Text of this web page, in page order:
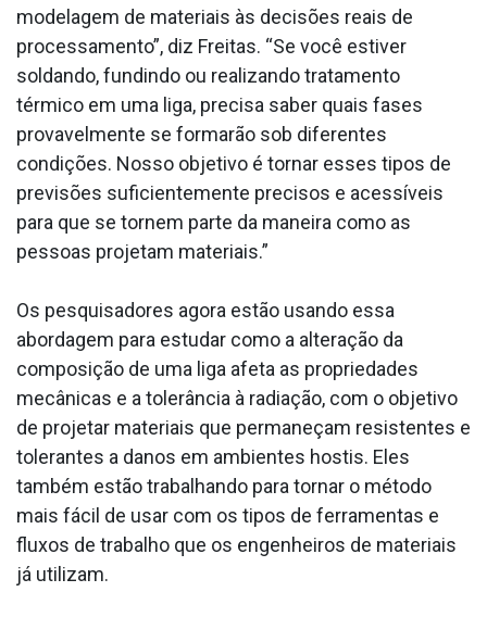
modelagem de materiais às decisões reais de
processamento”, diz Freitas. “Se você estiver
soldando, fundindo ou realizando tratamento
térmico em uma liga, precisa saber quais fases
provavelmente se formarão sob diferentes
condições. Nosso objetivo é tornar esses tipos de
previsões suficientemente precisos e acessíveis
para que se tornem parte da maneira como as
pessoas projetam materiais.”
Os pesquisadores agora estão usando essa
abordagem para estudar como a alteração da
composição de uma liga afeta as propriedades
mecânicas e a tolerância à radiação, com o objetivo
de projetar materiais que permaneçam resistentes e
tolerantes a danos em ambientes hostis. Eles
também estão trabalhando para tornar o método
mais fácil de usar com os tipos de ferramentas e
fluxos de trabalho que os engenheiros de materiais
já utilizam.